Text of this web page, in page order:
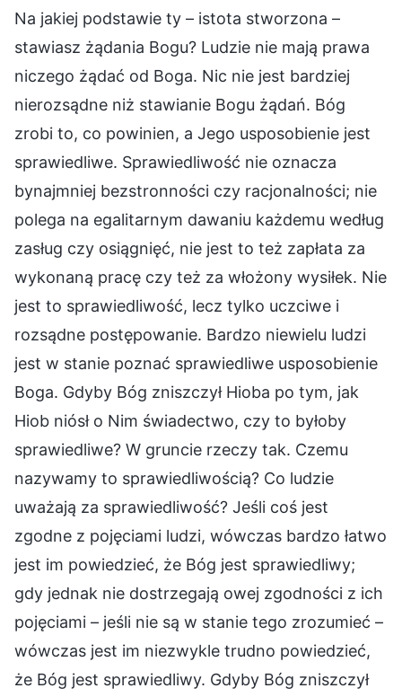
Na jakiej podstawie ty – istota stworzona –
stawiasz żądania Bogu? Ludzie nie mają prawa
niczego żądać od Boga. Nic nie jest bardziej
nierozsądne niż stawianie Bogu żądań. Bóg
zrobi to, co powinien, a Jego usposobienie jest
sprawiedliwe. Sprawiedliwość nie oznacza
bynajmniej bezstronności czy racjonalności; nie
polega na egalitarnym dawaniu każdemu według
zasług czy osiągnięć, nie jest to też zapłata za
wykonaną pracę czy też za włożony wysiłek. Nie
jest to sprawiedliwość, lecz tylko uczciwe i
rozsądne postępowanie. Bardzo niewielu ludzi
jest w stanie poznać sprawiedliwe usposobienie
Boga. Gdyby Bóg zniszczył Hioba po tym, jak
Hiob niósł o Nim świadectwo, czy to byłoby
sprawiedliwe? W gruncie rzeczy tak. Czemu
nazywamy to sprawiedliwością? Co ludzie
uważają za sprawiedliwość? Jeśli coś jest
zgodne z pojęciami ludzi, wówczas bardzo łatwo
jest im powiedzieć, że Bóg jest sprawiedliwy;
gdy jednak nie dostrzegają owej zgodności z ich
pojęciami – jeśli nie są w stanie tego zrozumieć –
wówczas jest im niezwykle trudno powiedzieć,
że Bóg jest sprawiedliwy. Gdyby Bóg zniszczył